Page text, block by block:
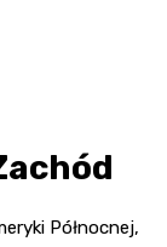
Północnej,